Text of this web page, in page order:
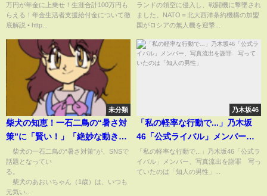
保険証について完全解説！
万円が年金に上乗せ！生涯合計100万円も
らえる！年金生活者支援給付金について徹
底解説 • http...
危険な状況」 NATO加盟国で迎
撃は初めて｜TBS NEWS DIG
ランドの領空に侵入し、戦闘機に撃墜され
ました。NATO＝北大西洋条約機構の加盟
国がロシアの無人機を迎撃...
未分類
柴犬の知恵！一石二鳥の“暑さ対
策”に「賢い！」「絶妙な動きw
w」と反響(ABEMA TIMES)
柴犬の一石二鳥の“暑さ対策”が、SNSで
話題となってい
る。
柴犬のあおいちゃん（1歳）は、いつも
元気い...
乃木坂46
「私の軽率な行動で...」乃木坂
46「公式ライバル」メンバー、
写真流出を謝罪 写っていたの
は「知人の男性」
「私の軽率な行動で...」乃木坂46「公式ラ
イバル」メンバー、写真流出を謝罪 写っ
ていたのは「知人の男性」...